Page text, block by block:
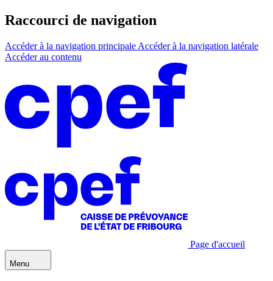
Raccourci de navigation
Accéder à la navigation principale Accéder à la navigation latérale
Accéder au contenu
Page d'accueil
Menu